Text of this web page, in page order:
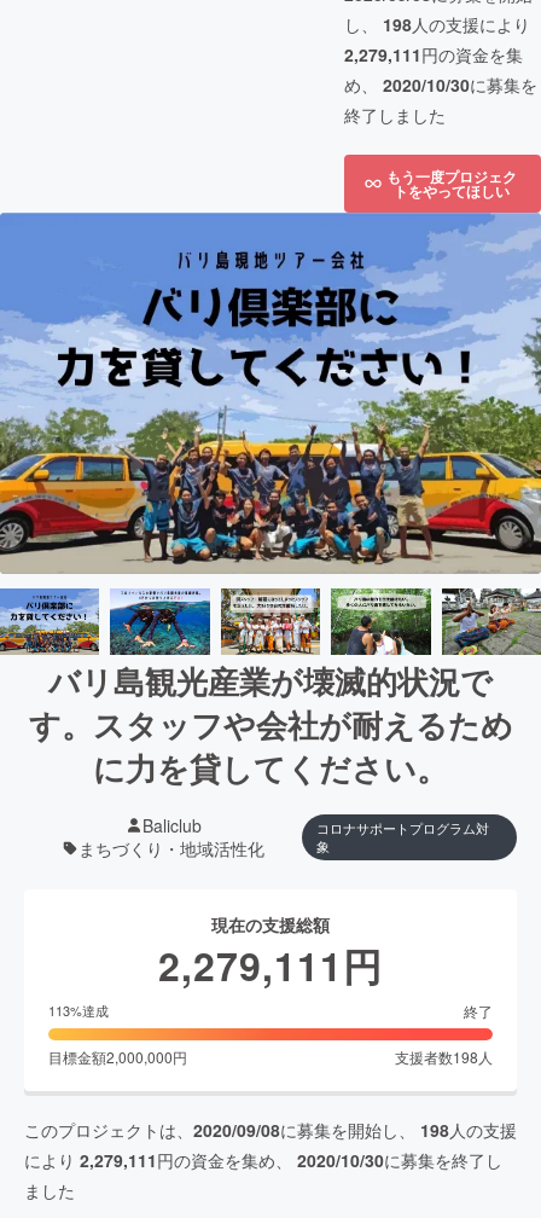
し、 198人の支援により
2,279,111円の資金を集
め、 2020/10/30に募集を
終了しました
もう一度プロジェク
トをやってほしい
バリ島観光産業が壊滅的状況で
す。スタッフや会社が耐えるため
に力を貸してください。
Baliclub
まちづくり・地域活性化
コロナサポートプログラム対
象
現在の支援総額
2,279,111 円
113%達成 終了
目標金額2,000,000円 支援者数198 人
このプロジェクトは、 2020/09/08に募集を開始し、 198人の支援
により 2,279,111円の資金を集め、 2020/10/30に募集を終了し
ました